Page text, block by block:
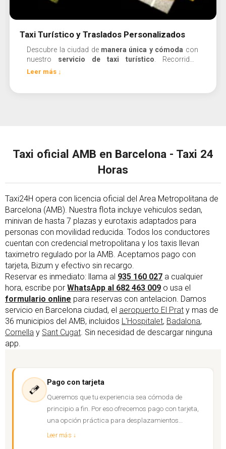
Taxi Turístico y Traslados Personalizados
Descubre la ciudad de manera única y cómoda con
nuestro servicio de taxi turístico. Recorridos
personalizados a los principales puntos de interés
Leer más ↓
Taxi oficial AMB en Barcelona - Taxi 24
Horas
Taxi24H opera con licencia oficial del Area Metropolitana de
Barcelona (AMB). Nuestra flota incluye vehiculos sedan,
minivan de hasta 7 plazas y eurotaxis adaptados para
personas con movilidad reducida. Todos los conductores
cuentan con credencial metropolitana y los taxis llevan
taximetro regulado por la AMB. Aceptamos pago con
tarjeta, Bizum y efectivo sin recargo.
Reservar es inmediato: llama al 935 160 027 a cualquier
hora, escribe por WhatsApp al 682 463 009 o usa el
formulario online para reservas con antelacion. Damos
servicio en Barcelona ciudad, el aeropuerto El Prat y mas de
36 municipios del AMB, incluidos L'Hospitalet, Badalona,
Cornella y Sant Cugat. Sin necesidad de descargar ninguna
app.
Pago con tarjeta
Queremos que tu experiencia sea cómoda de
principio a fin. Por eso ofrecemos pago con tarjeta,
una opción práctica para desplazamientos
urbanos, servicios al aeropuerto y reservas
Leer más ↓